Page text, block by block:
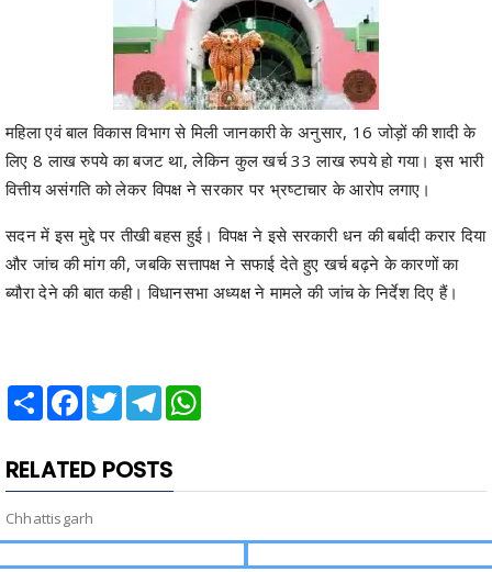
महिला एवं बाल विकास विभाग से मिली जानकारी के अनुसार, 16 जोड़ों की शादी के
लिए 8 लाख रुपये का बजट था, लेकिन कुल खर्च 33 लाख रुपये हो गया। इस भारी
वित्तीय असंगति को लेकर विपक्ष ने सरकार पर भ्रष्टाचार के आरोप लगाए।
सदन में इस मुद्दे पर तीखी बहस हुई। विपक्ष ने इसे सरकारी धन की बर्बादी करार दिया
और जांच की मांग की, जबकि सत्तापक्ष ने सफाई देते हुए खर्च बढ़ने के कारणों का
ब्यौरा देने की बात कही। विधानसभा अध्यक्ष ने मामले की जांच के निर्देश दिए हैं।
Share Facebook
TwitterTelegram
RELATED POSTS
Chhattisgarh